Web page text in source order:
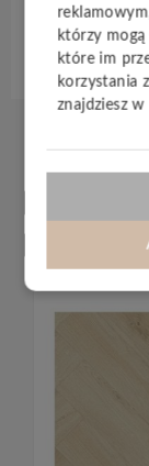
Produkty
którzy
które im
korzystania
znajdziesz w